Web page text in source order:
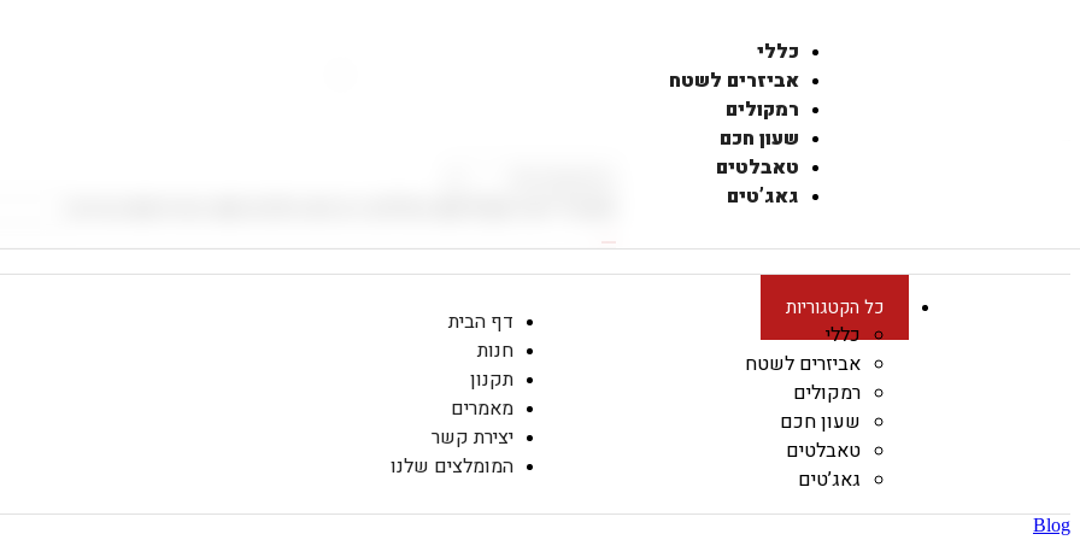
כל הקטגוריות
כללי
אביזרים לשטח
רמקולים
שעון חכם
טאבלטים
גאג’טים
דף הבית
חנות
תקנון
מאמרים
יצירת קשר
המומלצים שלנו
כללי
אביזרים לשטח
רמקולים
שעון חכם
טאבלטים
גאג’טים
Blog